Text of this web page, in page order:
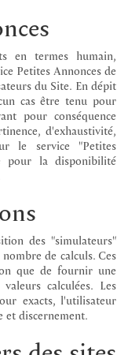
en termes humain,
Petites Annonces de
du Site. En dépit
cas être tenu pour
pour conséquence
d'exhaustivité,
le service "Petites
pour la disponibilité
des "simulateurs"
de calculs. Ces
que de fournir une
calculées. Les
exacts, l'utilisateur
et discernement.